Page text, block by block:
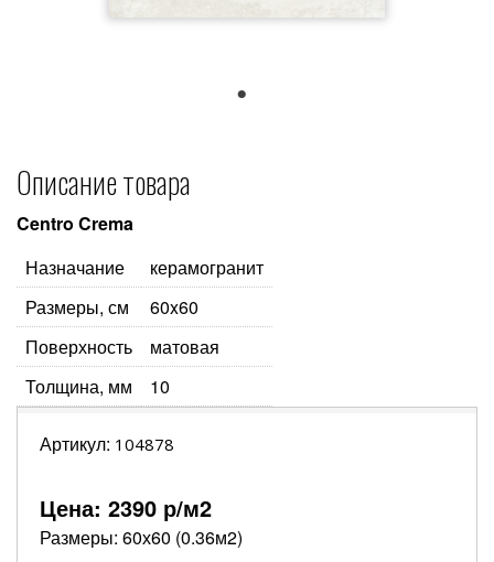
Описание товара
Centro Crema
Назначание
керамогранит
Размеры, см
60x60
Поверхность
матовая
Толщина, мм
10
Артикул: 104878
Цена: 2390 р/м2
Размеры: 60х60 (0.36м2)